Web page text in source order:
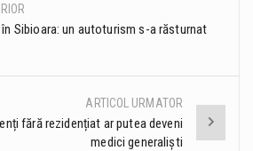
Sibioara: un autoturism s-a răsturnat
ARTICOL URMATOR
fără rezidențiat ar putea deveni
medici generaliști